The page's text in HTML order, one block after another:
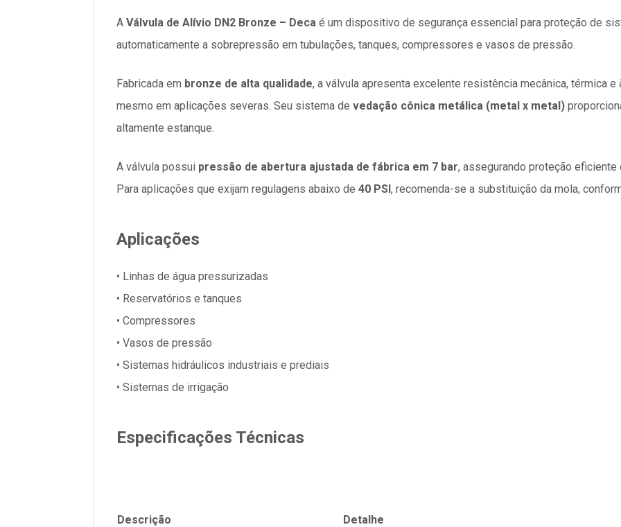
A Válvula de Alívio DN2 Bronze – Deca é um dispositivo de segurança essencial para proteção de
automaticamente a sobrepressão em tubulações, tanques, compressores e vasos de pressão.
Fabricada em bronze de alta qualidade, a válvula apresenta excelente resistência mecânica, térmica
mesmo em aplicações severas. Seu sistema de vedação cônica metálica (metal x metal)
altamente estanque.
A válvula possui pressão de abertura ajustada de fábrica em 7 bar, assegurando proteção
Para aplicações que exijam regulagens abaixo de 40 PSI, recomenda-se a substituição da mola,
Aplicações
• Linhas de água pressurizadas
• Reservatórios e tanques
• Compressores
• Vasos de pressão
• Sistemas hidráulicos industriais e prediais
• Sistemas de irrigação
Especificações Técnicas
Descrição
Detalhe